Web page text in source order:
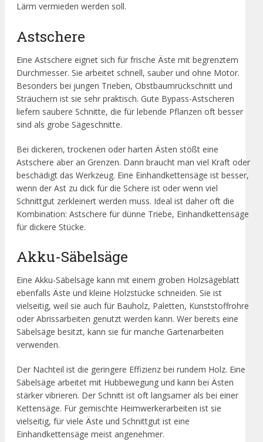
Lärm vermieden werden soll.
Astschere
Eine Astschere eignet sich für frische Äste mit begrenztem
Durchmesser. Sie arbeitet schnell, sauber und ohne Motor.
Besonders bei jungen Trieben, Obstbaumrückschnitt und
Sträuchern ist sie sehr praktisch. Gute Bypass-Astscheren
liefern saubere Schnitte, die für lebende Pflanzen oft besser
sind als grobe Sägeschnitte.
Bei dickeren, trockenen oder harten Ästen stößt eine
Astschere aber an Grenzen. Dann braucht man viel Kraft oder
beschädigt das Werkzeug. Eine Einhandkettensäge ist besser,
wenn der Ast zu dick für die Schere ist oder wenn viel
Schnittgut zerkleinert werden muss. Ideal ist daher oft die
Kombination: Astschere für dünne Triebe, Einhandkettensäge
für dickere Stücke.
Akku-Säbelsäge
Eine Akku-Säbelsäge kann mit einem groben Holzsägeblatt
ebenfalls Äste und kleine Holzstücke schneiden. Sie ist
vielseitig, weil sie auch für Bauholz, Paletten, Kunststoffrohre
oder Abrissarbeiten genutzt werden kann. Wer bereits eine
Säbelsäge besitzt, kann sie für manche Gartenarbeiten
verwenden.
Der Nachteil ist die geringere Effizienz bei rundem Holz. Eine
Säbelsäge arbeitet mit Hubbewegung und kann bei Ästen
stärker vibrieren. Der Schnitt ist oft langsamer als bei einer
Kettensäge. Für gemischte Heimwerkerarbeiten ist sie
vielseitig, für viele Äste und Schnittgut ist eine
Einhandkettensäge meist angenehmer.